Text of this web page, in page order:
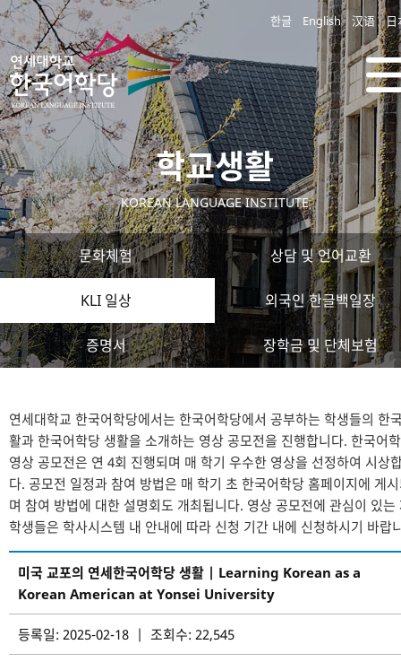
한글 English 汉语 日
학교생활
KOREAN LANGUAGE INSTITUTE
문화체험 상담 및 언어교환
KLI 일상 외국인 한글백일장
증명서 장학금 및 단체보험
연세대학교 한국어학당에서는 한국어학당에서 공부하는 학생들의 한
활과 한국어학당 생활을 소개하는 영상 공모전을 진행합니다. 한국어
영상 공모전은 연 4회 진행되며 매 학기 우수한 영상을 선정하여 시상
다. 공모전 일정과 참여 방법은 매 학기 초 한국어학당 홈페이지에 게
며 참여 방법에 대한 설명회도 개최됩니다. 영상 공모전에 관심이 있는
학생들은 학사시스템 내 안내에 따라 신청 기간 내에 신청하시기 바랍
미국 교포의 연세한국어학당 생활 | Learning Korean as a
Korean American at Yonsei University
등록일: 2025-02-18 | 조회수: 22,545